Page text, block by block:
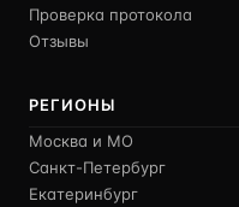
Проверка протокола
Отзывы
РЕГИОНЫ
Москва и МО
Санкт-Петербург
Екатеринбург